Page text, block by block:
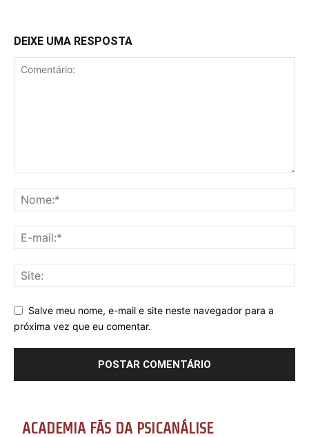
DEIXE UMA RESPOSTA
Salve meu nome, e-mail e site neste navegador para a
próxima vez que eu comentar.
ACADEMIA FÃS DA PSICANÁLISE